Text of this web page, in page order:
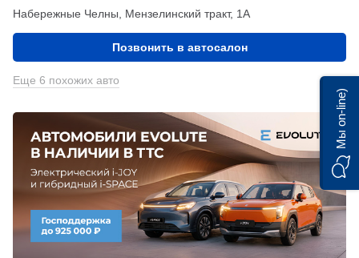
Набережные Челны, Мензелинский тракт, 1А
Позвонить в автосалон
Еще 6 похожих авто
Мы on-line)